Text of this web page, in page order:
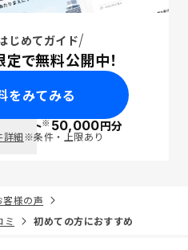
じめてガイド
で無料公開中！
をみてみる
ポイント※50,000円分
詳細※条件・上限あり
客様の声
ミ
初めての方におすすめ